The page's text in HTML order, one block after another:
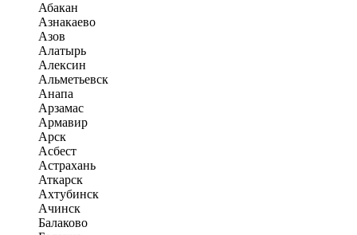
Абакан
Азнакаево
Азов
Алатырь
Алексин
Альметьевск
Анапа
Арзамас
Армавир
Арск
Асбест
Астрахань
Аткарск
Ахтубинск
Ачинск
Балаково